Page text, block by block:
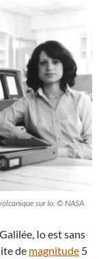
sur Io. © NASA
Io est sans
de magnitude 5